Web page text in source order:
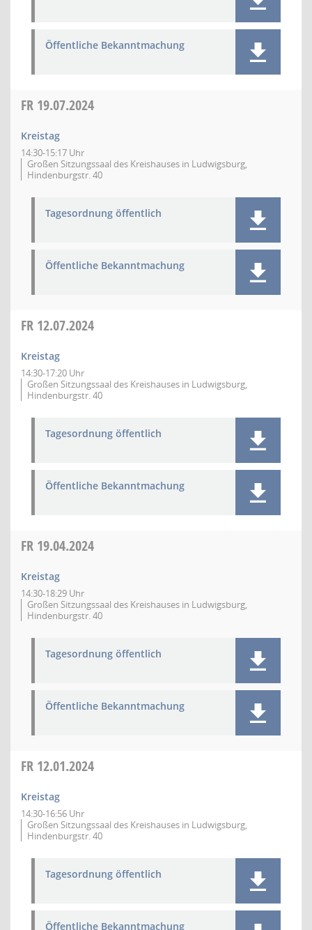
Öffentliche Bekanntmachung
FR 19.07.2024
Kreistag
14:30-15:17 Uhr
Großen Sitzungssaal des Kreishauses in Ludwigsburg,
Hindenburgstr. 40
Tagesordnung öffentlich
Öffentliche Bekanntmachung
FR 12.07.2024
Kreistag
14:30-17:20 Uhr
Großen Sitzungssaal des Kreishauses in Ludwigsburg,
Hindenburgstr. 40
Tagesordnung öffentlich
Öffentliche Bekanntmachung
FR 19.04.2024
Kreistag
14:30-18:29 Uhr
Großen Sitzungssaal des Kreishauses in Ludwigsburg,
Hindenburgstr. 40
Tagesordnung öffentlich
Öffentliche Bekanntmachung
FR 12.01.2024
Kreistag
14:30-16:56 Uhr
Großen Sitzungssaal des Kreishauses in Ludwigsburg,
Hindenburgstr. 40
Tagesordnung öffentlich
Öffentliche Bekanntmachung